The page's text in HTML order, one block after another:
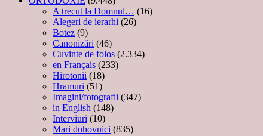
A trecut la Domnul… (16)
Alegeri de ierarhi (26)
Botez (9)
Canonizări (46)
Cuvinte de folos (2.334)
en Français (233)
Hirotonii (18)
Hramuri (51)
Imagini/fotografii (347)
in English (148)
Interviuri (10)
Mari duhovnici (835)